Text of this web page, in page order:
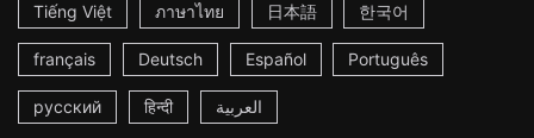
Tiếng Việt ภาษาไทย 日本語 한국어
français Deutsch Español Português
русский हिन्दी العربية